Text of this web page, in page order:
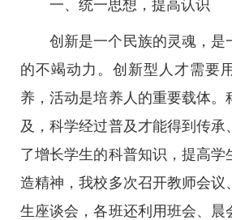
一、统一思想，提高认识
创新是一个民族的灵魂，是
的不竭动力。创新型人才需要
养，活动是培养人的重要载体。
及，科学经过普及才能得到传承
了增长学生的科普知识，提高学
造精神，我校多次召开教师会议
生座谈会，各班还利用班会、晨